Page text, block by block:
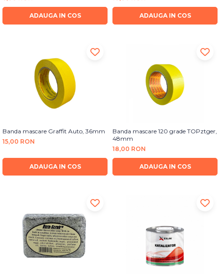
Bureti Abrazivi
Discuri Abrazive
Scule si Echipamente
Pistoale Vopsitorie
Masini de Slefuit
Echipamente
Accesorii si Consumabile
Ceara
Prosoape uscare
Aplicatoare
ADAUGA IN COS ADAUGA IN COS
Banda mascare Graffit Auto, 36mm
15,00 RON
ADAUGA IN COS
Banda mascare 120 grade TOPztger,
48mm
18,00 RON
ADAUGA IN COS